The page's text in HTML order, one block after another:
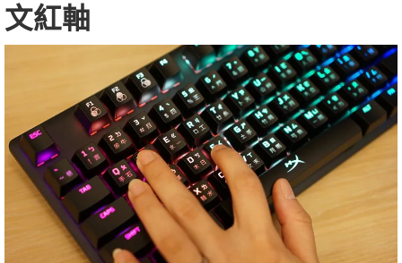
文紅軸